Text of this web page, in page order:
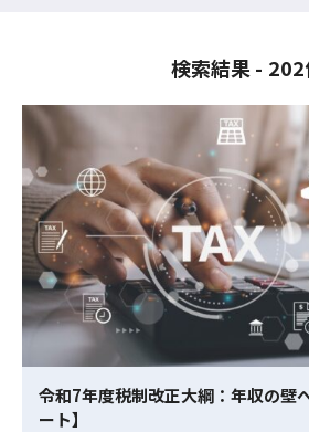
検索結果 202
令和7年度税制改正大綱：年収の壁
ート】